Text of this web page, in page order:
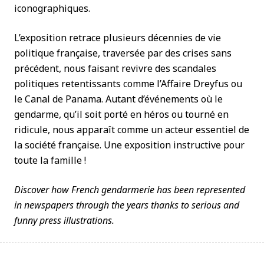
iconographiques.
L’exposition retrace plusieurs décennies de vie
politique française, traversée par des crises sans
précédent, nous faisant revivre des scandales
politiques retentissants comme l’Affaire Dreyfus ou
le Canal de Panama. Autant d’événements où le
gendarme, qu’il soit porté en héros ou tourné en
ridicule, nous apparaît comme un acteur essentiel de
la société française. Une exposition instructive pour
toute la famille !
Discover how French gendarmerie has been represented
in newspapers through the years thanks to serious and
funny press illustrations.